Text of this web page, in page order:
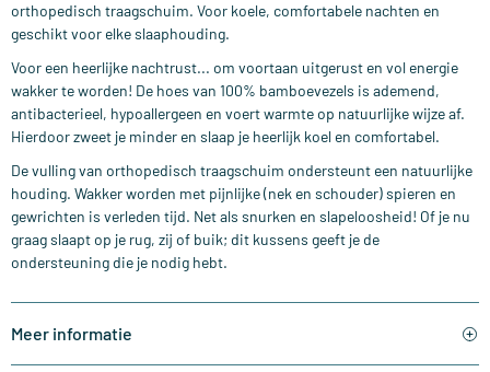
orthopedisch traagschuim. Voor koele, comfortabele nachten en
geschikt voor elke slaaphouding.
Voor een heerlijke nachtrust... om voortaan uitgerust en vol energie
wakker te worden! De hoes van 100% bamboevezels is ademend,
antibacterieel, hypoallergeen en voert warmte op natuurlijke wijze af.
Hierdoor zweet je minder en slaap je heerlijk koel en comfortabel.
De vulling van orthopedisch traagschuim ondersteunt een natuurlijke
houding. Wakker worden met pijnlijke (nek en schouder) spieren en
gewrichten is verleden tijd. Net als snurken en slapeloosheid! Of je nu
graag slaapt op je rug, zij of buik; dit kussens geeft je de
ondersteuning die je nodig hebt.
Meer informatie